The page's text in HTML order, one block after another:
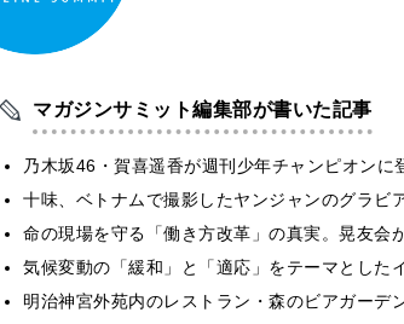
マガジンサミット編集部が書いた記事
乃木坂46・賀喜遥香が週刊少年チャンピオン
十味、ベトナムで撮影したヤンジャンのグラビ
命の現場を守る「働き方改革」の真実。晃友会
気候変動の「緩和」と「適応」をテーマとした
明治神宮外苑内のレストラン・森のビアガーデ